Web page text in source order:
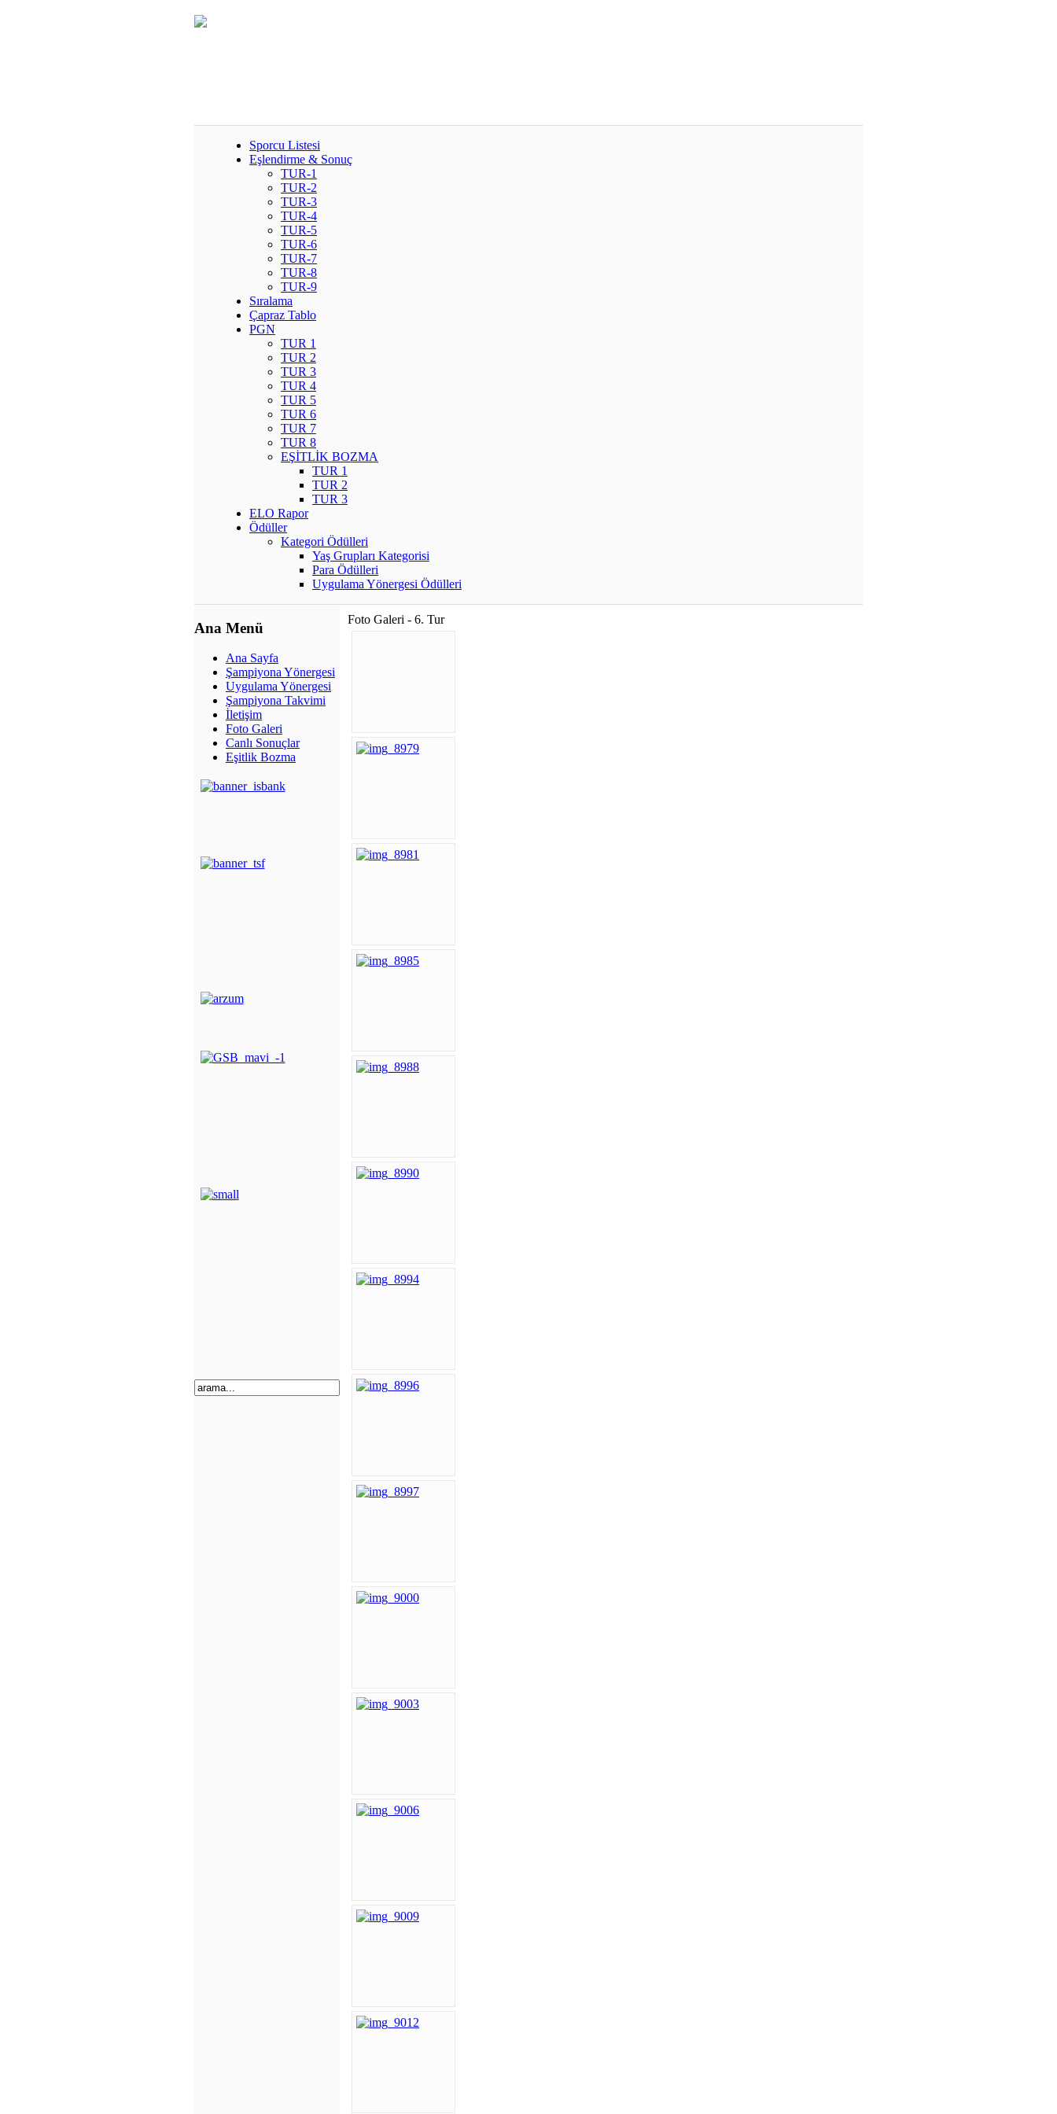
Sporcu Listesi
Eşlendirme & Sonuç
TUR-1
TUR-2
TUR-3
TUR-4
TUR-5
TUR-6
TUR-7
TUR-8
TUR-9
Sıralama
Çapraz Tablo
PGN
TUR 1
TUR 2
TUR 3
TUR 4
TUR 5
TUR 6
TUR 7
TUR 8
EŞİTLİK BOZMA
TUR 1
TUR 2
TUR 3
ELO Rapor
Ödüller
Kategori Ödülleri
Yaş Grupları Kategorisi
Para Ödülleri
Uygulama Yönergesi Ödülleri
Ana Menü
Ana Sayfa
Şampiyona Yönergesi
Uygulama Yönergesi
Şampiyona Takvimi
İletişim
Foto Galeri
Canlı Sonuçlar
Eşitlik Bozma
Foto Galeri - 6. Tur